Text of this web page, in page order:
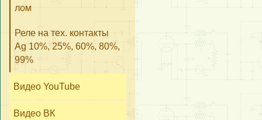
лом
Реле на тех. контакты
Ag 10%, 25%, 60%, 80%,
99%
Видео YouTube
Видео ВК